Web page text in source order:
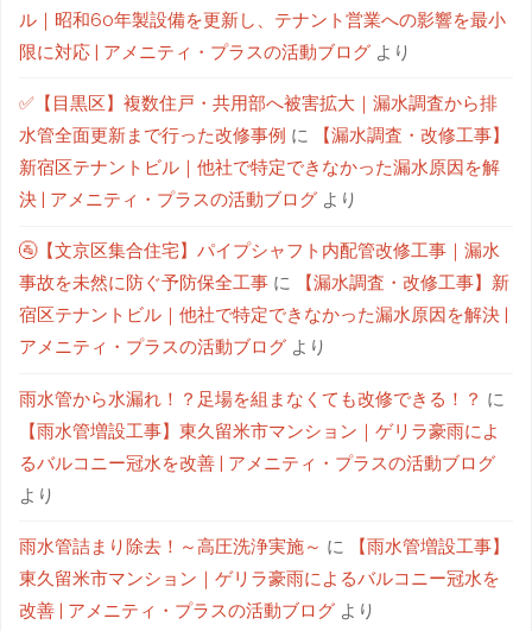
ル｜昭和60年製設備を更新し、テナント営業への影響を最小
限に対応 | アメニティ・プラスの活動ブログ より
✅【目黒区】複数住戸・共用部へ被害拡大｜漏水調査から排
水管全面更新まで行った改修事例 に
【漏水調査・改修工事】
新宿区テナントビル｜他社で特定できなかった漏水原因を解
決 | アメニティ・プラスの活動ブログ より
🚰【文京区集合住宅】パイプシャフト内配管改修工事｜漏水
事故を未然に防ぐ予防保全工事 に
【漏水調査・改修工事】新
宿区テナントビル｜他社で特定できなかった漏水原因を解決 |
アメニティ・プラスの活動ブログ より
雨水管から水漏れ！？足場を組まなくても改修できる！？ に
【雨水管増設工事】東久留米市マンション｜ゲリラ豪雨によ
るバルコニー冠水を改善 | アメニティ・プラスの活動ブログ
より
雨水管詰まり除去！～高圧洗浄実施～ に
【雨水管増設工事】
東久留米市マンション｜ゲリラ豪雨によるバルコニー冠水を
改善 | アメニティ・プラスの活動ブログ より